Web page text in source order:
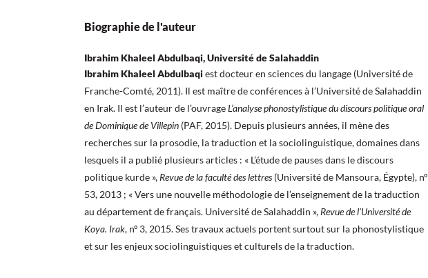
Biographie de l'auteur
Ibrahim Khaleel Abdulbaqi, Université de Salahaddin
Ibrahim Khaleel Abdulbaqiest docteur en sciences du langage (Université de
Franche-Comté, 2011). Il est maître de conférences à l’Université de Salahaddin
en Irak. Il est l’auteur de l’ouvrageL’analyse phonostylistique du discours politique oral
de Dominique de Villepin (PAF, 2015). Depuis plusieurs années, il mène des
recherches sur la prosodie, la traduction et la sociolinguistique, domaines dans
lesquels il a publié plusieurs articles : « L’étude de pauses dans le discours
politique kurde », Revue de la faculté des lettres (Université de Mansoura, Égypte), nº
53, 2013 ; « Vers une nouvelle méthodologie de l’enseignement de la traduction
au département de français. Université de Salahaddin », Revue de l’Université de
Koya. Irak, nº 3, 2015. Ses travaux actuels portent surtout sur la phonostylistique
et sur les enjeux sociolinguistiques et culturels de la traduction.